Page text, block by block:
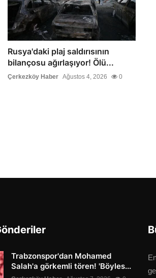
Rusya'daki plaj saldırısının
bilançosu ağırlaşıyor! Ölü...
Çerkezköy Haber Ağustos 4, 2026 0
Trabzonspor'dan Mohamed
Salah'a görkemli tören! 'Böyles...